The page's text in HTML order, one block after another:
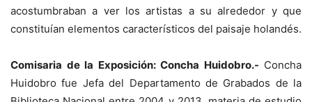
acostumbraban a ver los artistas a su alrededor y que
constituían elementos característicos del paisaje holandés.
Comisaria de la Exposición: Concha Huidobro.- Concha
Huidobro fue Jefa del Departamento de Grabados de la